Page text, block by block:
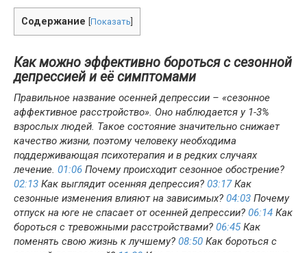
Содержание Показать
Как можно эффективно бороться с сезонной
депрессией и её симптомами
Правильное название осенней депрессии – «сезонное
аффективное расстройство». Оно наблюдается у 1-3%
взрослых людей. Такое состояние значительно снижает
качество жизни, поэтому человеку необходима
поддерживающая психотерапия и в редких случаях
лечение. 01:06 Почему происходит сезонное обострение?
02:13 Как выглядит осенняя депрессия? 03:17Как
сезонные изменения влияют на зависимых? 04:03 Почему
отпуск на юге не спасает от осенней депрессии? 06:14 Как
бороться с тревожными расстройствами? 06:45Как
поменять свою жизнь к лучшему? 08:50 Как бороться с